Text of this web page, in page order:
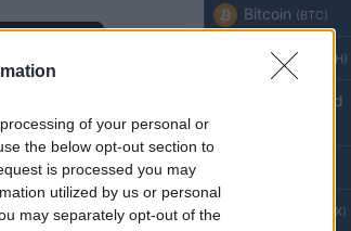
of your personal or
the below opt-out section to
is processed you may
utilized by us or personal
may separately opt-out of the
Media
Bitcoin (BTC)
Ethereum (ETH)
kpk ETH Yield
(USDEX)